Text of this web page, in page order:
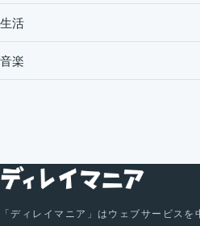
生活
音楽
「ディレイマニア」はウェブサービス